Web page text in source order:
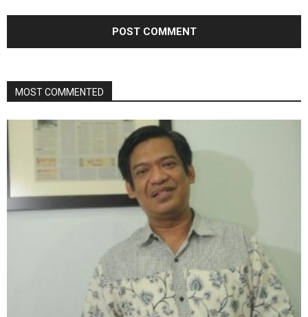
MOST COMMENTED